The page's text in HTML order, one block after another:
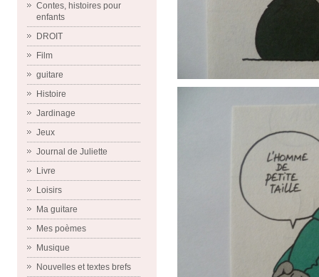
Contes, histoires pour
enfants
DROIT
Film
guitare
Histoire
Jardinage
Jeux
Journal de Juliette
Livre
Loisirs
Ma guitare
Mes poèmes
Musique
Nouvelles et textes brefs